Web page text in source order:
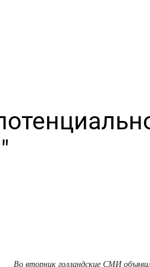
Во вторник голландские СМИ